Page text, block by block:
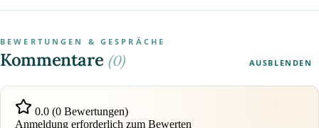
BEWERTUNGEN & GESPRÄCHE
Kommentare (0) AUSBLENDEN
0.0 (0 Bewertungen)
Anmeldung erforderlich zum Bewerten